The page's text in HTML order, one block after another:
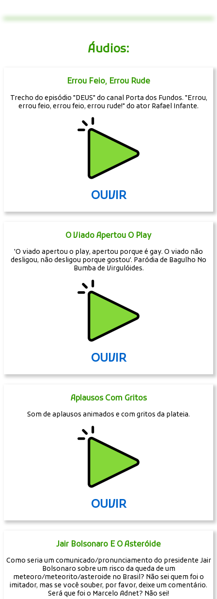
Áudios:
Errou Feio, Errou Rude
Trecho do episódio "DEUS" do canal Porta dos Fundos. "Errou,
errou feio, errou feio, errou rude!" do ator Rafael Infante.
OUVIR
O Viado Apertou O Play
'O viado apertou o play, apertou porque é gay. O viado não
desligou, não desligou porque gostou'. Paródia de Bagulho No
Bumba de Virgulóides.
OUVIR
Aplausos Com Gritos
Som de aplausos animados e com gritos da plateia.
OUVIR
Jair Bolsonaro E O Asteróide
Como seria um comunicado/pronunciamento do presidente Jair
Bolsonaro sobre um risco da queda de um
meteoro/meteorito/asteroide no Brasil? Não sei quem foi o
imitador, mas se você souber, por favor, deixe um comentário.
Será que foi o Marcelo Adnet? Não sei!